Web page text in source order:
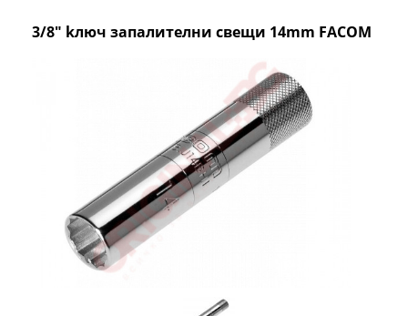
3/8" kлюч запалителни свещи 14mm FACOM